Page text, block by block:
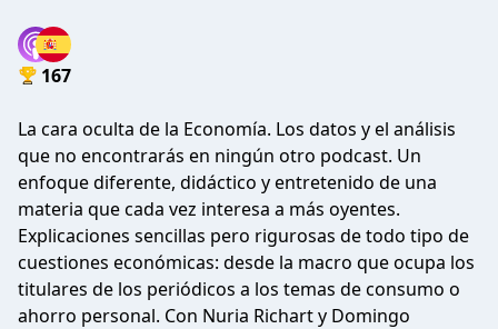
167
La cara oculta de la Economía. Los datos y el análisis
que no encontrarás en ningún otro podcast. Un
enfoque diferente, didáctico y entretenido de una
materia que cada vez interesa a más oyentes.
Explicaciones sencillas pero rigurosas de todo tipo de
cuestiones económicas: desde la macro que ocupa los
titulares de los periódicos a los temas de consumo o
ahorro personal. Con Nuria Richart y Domingo